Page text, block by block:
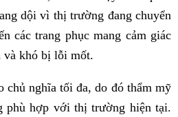
dội vì thị trường đang chuyển
các trang phục mang cảm giác
và khó bị lỗi mốt.
nghĩa tối đa, do đó thẩm mỹ
phù hợp với thị trường hiện tại.